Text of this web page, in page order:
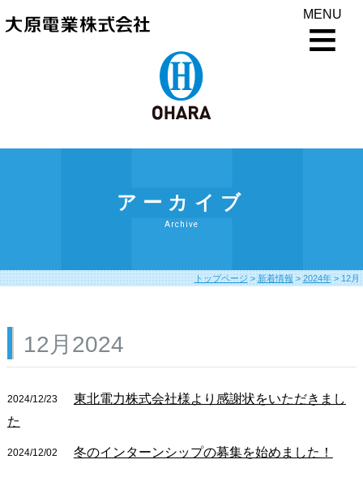
MENU
アーカイブ
Archive
トップページ> 新着情報 > 2024年> 12月
12月2024
2024/12/23
東北電力株式会社様より感謝状をいただきまし
た
2024/12/02 冬のインターンシップの募集を始めました！